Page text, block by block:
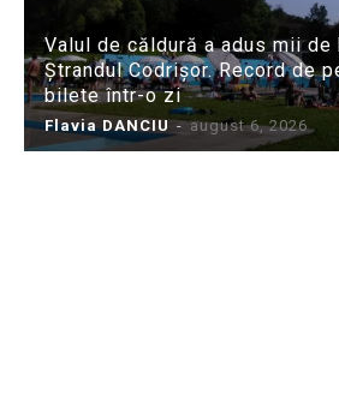
Valul de căldură a adus mii
Ștrandul Codrișor. Record de
bilete într-o zi
Flavia DANCIU - august 6, 2026